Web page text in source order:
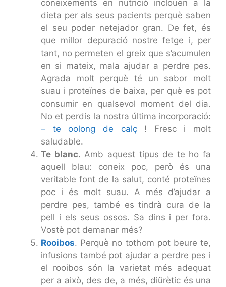
coneixements en nutrició inclouen a la
dieta per als seus pacients perquè saben
el seu poder netejador gran. De fet, és
que millor depuració nostre fetge i, per
tant, no permeten el greix que s’acumulen
en si mateix, mala ajudar a perdre pes.
Agrada molt perquè té un sabor molt
suau i proteïnes de baixa, per què es pot
consumir en qualsevol moment del dia.
No et perdis la nostra última incorporació:
– te oolong de calç! Fresc i molt
saludable.
Te blanc. Amb aquest tipus de te ho fa
aquell blau: coneix poc, però és una
veritable font de la salut, conté proteïnes
poc i és molt suau. A més d’ajudar a
perdre pes, també es tindrà cura de la
pell i els seus ossos. Sa dins i per fora.
Vostè pot demanar més?
Rooibos. Perquè no tothom pot beure te,
infusions també pot ajudar a perdre pes i
el rooibos són la varietat més adequat
per a això, des de, a més, diürètic és una